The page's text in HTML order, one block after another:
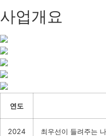
사업개요
연도
2024 최우선이 들려주는